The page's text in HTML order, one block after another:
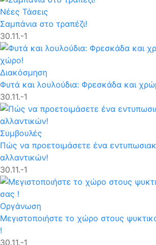
Νέες Τάσεις
Σαμπάνια στο τραπέζι!
30.11.-1
Διακόσμηση
Φυτά και λουλούδια: Φρεσκάδα και
30.11.-1
Συμβουλές
Πώς να προετοιμάσετε ένα
αλλαντικών!
30.11.-1
Οργάνωση
Μεγιστοποιήστε το χώρο στους
!
30.11.-1